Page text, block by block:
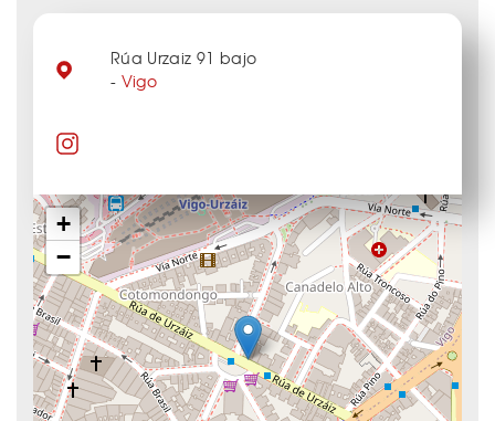
+
−
Rúa Urzaiz 91 bajo
- Vigo